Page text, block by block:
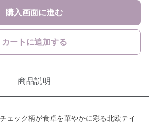
購入画面に進む
カートに追加する
商品説明
ェック柄が食卓を華やかに彩る北欧テイ